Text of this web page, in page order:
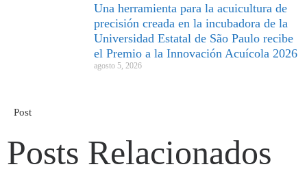
Una herramienta para la acuicultura de
precisión creada en la incubadora de la
Universidad Estatal de São Paulo recibe
el Premio a la Innovación Acuícola 2026
agosto 5, 2026
Post
Posts Relacionados